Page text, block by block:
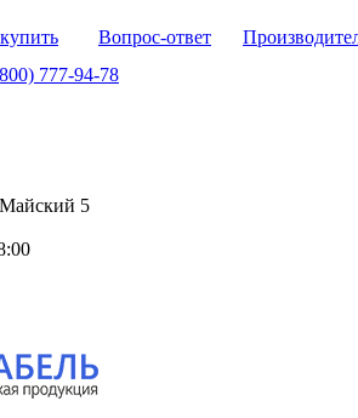
Вопрос-ответ
777-94-78
Майский 5